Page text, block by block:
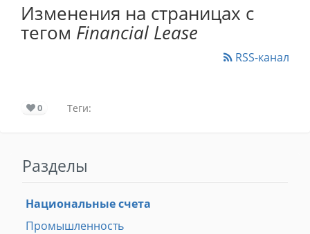
Изменения на страницах с
тегом Financial Lease
RSS-канал
0 Теги:
Разделы
Национальные счета
Промышленность